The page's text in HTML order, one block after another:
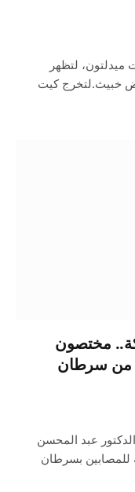
ميدلتون، لتظهر
خبيث.لتخرج كيت
مختصون
من سرطان
عبد المحسن
للمصابين بسرطان